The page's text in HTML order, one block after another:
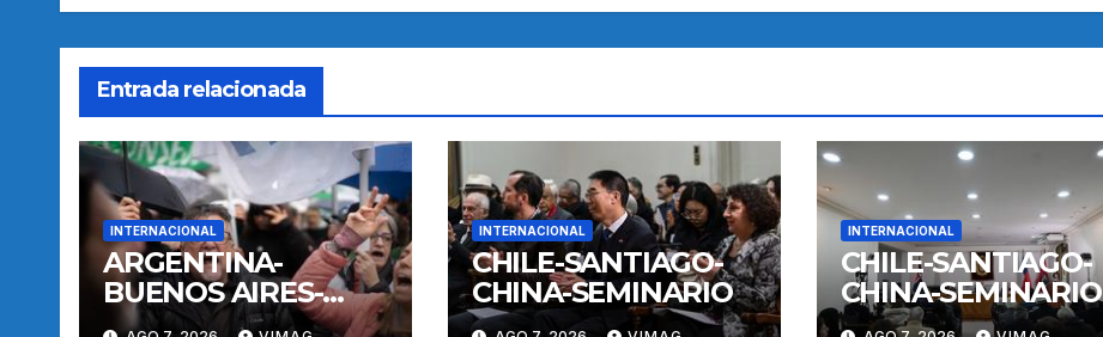
Entrada relacionada
INTERNACIONAL
ARGENTINA-
BUENOS AIRES-
MANIFESTACION
INTERNACIONAL
CHILE-SANTIAGO-
CHINA-SEMINARIO
INTERNACIONAL
CHILE-SANTIAGO-
CHINA-SEMINARIO